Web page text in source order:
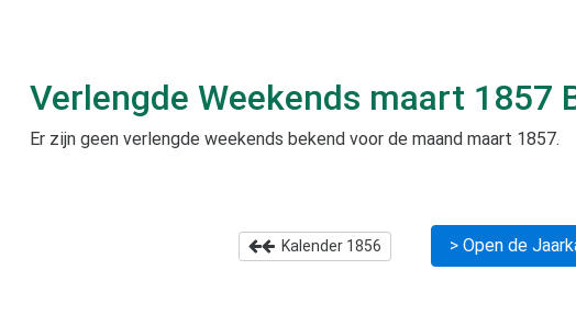
Verlengde Weekends maart 1857
Er zijn geen verlengde weekends bekend voor de maand maart 1857.
Kalender 1856 > Open de